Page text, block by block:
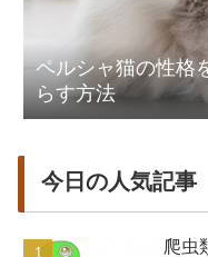
ペルシャ猫の性格
らす方法
今日の人気記
爬虫